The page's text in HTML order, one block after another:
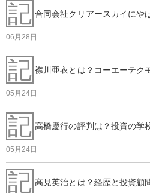
記 合同会社クリアースカイにや
06月28日
記 襟川亜衣とは？コーエーテク
05月24日
記 高橋慶行の評判は？投資の学
05月24日
記 高見英治とは？経歴と投資顧